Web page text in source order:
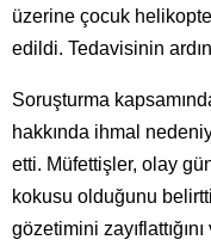
üzerine çocuk
edildi. Tedavisinin
Soruşturma
hakkında ihmal
etti. Müfettişler, olay
kokusu olduğunu
gözetimini